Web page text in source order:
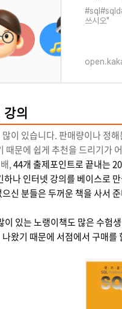
쓰시오"
의
이 있습니다. 판매량이나 정
때문에 쉽게 추천을 드리기가
,44개 출제포인트로 끝내는
하나 인터넷 강의를 베이스로
신 분들은 두꺼운 책을 사서
이 있는 노랭이책도 많은 수험
왔기 때문에 서점에서 구매를